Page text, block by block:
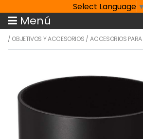
Select Language
Menú
/ OBJETIVOS Y ACCESORIOS /ACCESORIOS